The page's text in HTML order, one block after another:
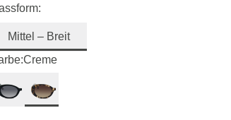
Mittel – Breit
Creme